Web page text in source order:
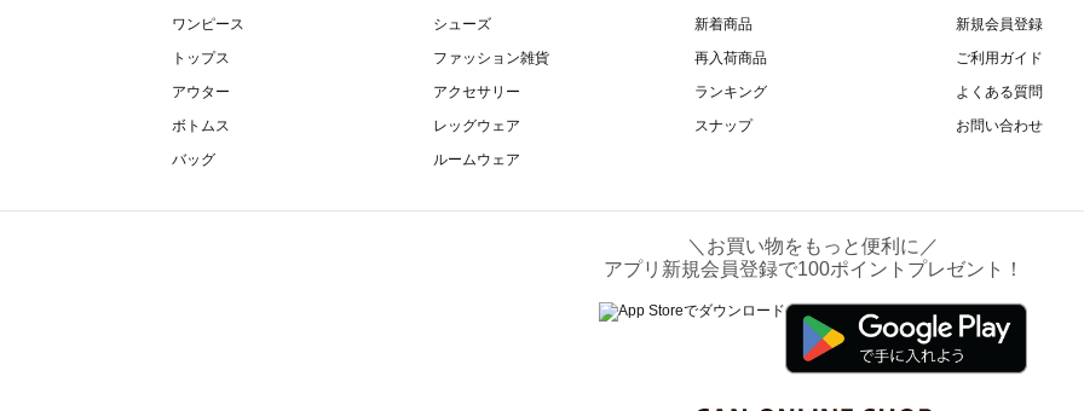
ワンピース
トップス
アウター
ボトムス
バッグ
シューズ
ファッション雑貨
アクセサリー
レッグウェア
ルームウェア
新着商品
再入荷商品
ランキング
スナップ
新規会員登録
ご利用ガイド
よくある質問
お問い合わせ
＼お買い物をもっと便利に／
アプリ新規会員登録で100ポイントプレゼント！